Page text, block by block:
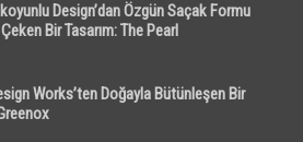
Design’dan Özgün Saçak Formu
Bir Tasarım: The Pearl
Works’ten Doğayla Bütünleşen Bir